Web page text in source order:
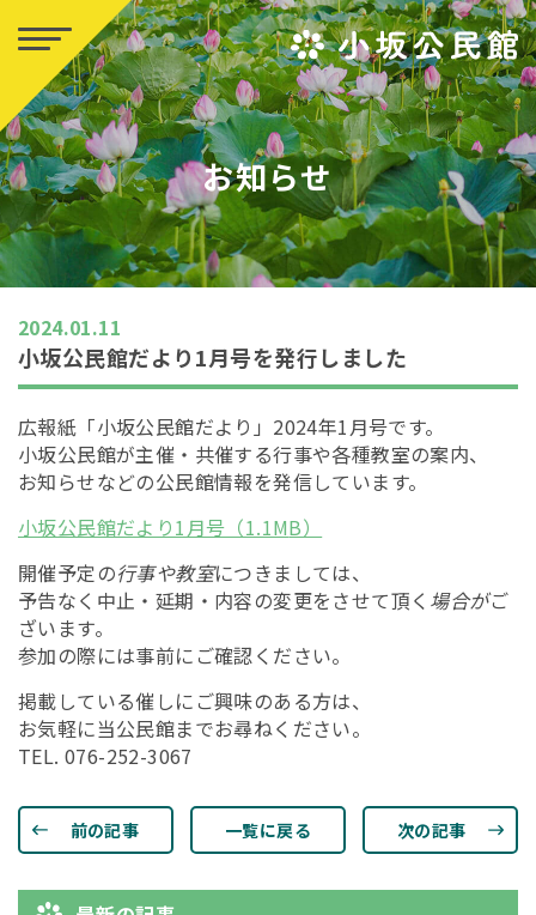
お知らせ
2024.01.11
小坂公民館だより1月号を発行しました
広報紙「小坂公民館だより」2024年1月号です。
小坂公民館が主催・共催する行事や各種教室の案内、
お知らせなどの公民館情報を発信しています。
小坂公民館だより1月号（1.1MB）
開催予定の行事や教室につきましては、
予告なく中止・延期・内容の変更をさせて頂く 場合がご
ざいます。
参加の際には事前にご確認ください。
掲載している催しにご興味のある方は、
お気軽に当公民館までお尋ねください。
TEL. 076-252-3067
前の記事 一覧に戻る 次の記事